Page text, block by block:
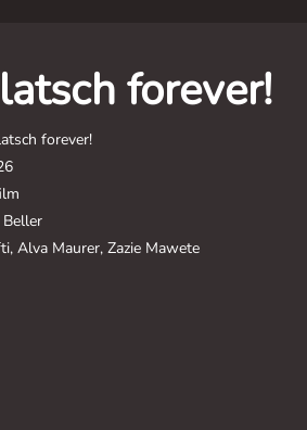
forever!
forever!
Beller
Alva Maurer, Zazie Mawete